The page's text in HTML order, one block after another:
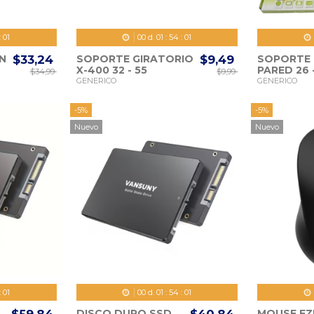
59
$33,24
$34,99
00d. 01 : 53: 59
SOPORTE GIRATORIO
X-400 32 - 55
PULGADAS
GENERICO
$9,49
$9,99
SOPORTE
PARED 26
PULGADAS
GENERICO
59
-5%
Nuevo
00d. 01 : 53: 59
-5%
Nuevo